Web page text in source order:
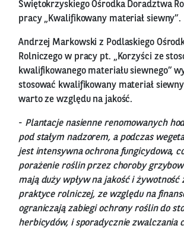
Świętokrzyskiego Ośrodka Doradztwa
pracy „Kwalifikowany materiał siewny”.
Andrzej Markowski z Podlaskiego
Rolniczego w pracy pt. „Korzyści ze
kwalifikowanego materiału siewnego”
stosować kwalifikowany materiał
warto ze względu na jakość.
- Plantacje nasienne renomowanych
pod stałym nadzorem, a podczas
jest intensywna ochrona fungicydowa,
porażenie roślin przez choroby
mają duży wpływ na jakość i żywotność
praktyce rolniczej, ze względu na
ograniczają zabiegi ochrony roślin do
herbicydów, i sporadycznie zwalczania